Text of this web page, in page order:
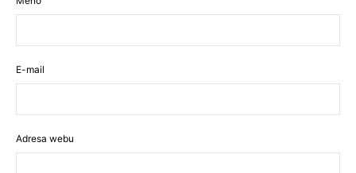
E-mail
Adresa webu